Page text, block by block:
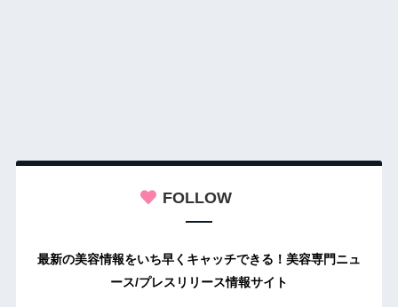
FOLLOW
最新の美容情報をいち早くキャッチできる！美容専門ニュ
ース/プレスリリース情報サイト